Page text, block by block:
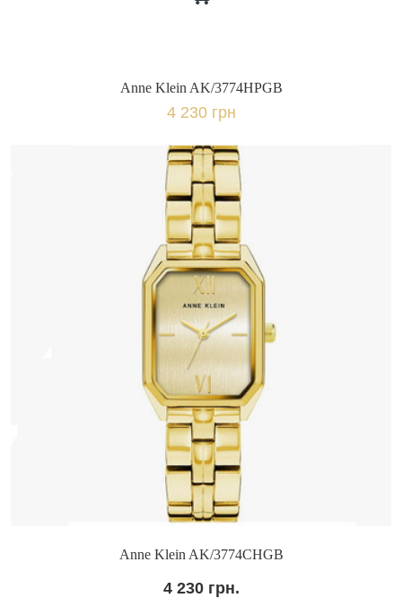
Anne Klein AK/3774HPGB
4 230 грн
Anne Klein AK/3774CHGB
4 230 грн.